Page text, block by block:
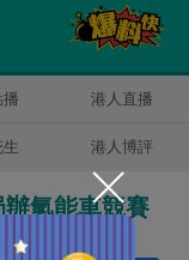
港人直播
港人博評
辦氫能車競賽
更環保